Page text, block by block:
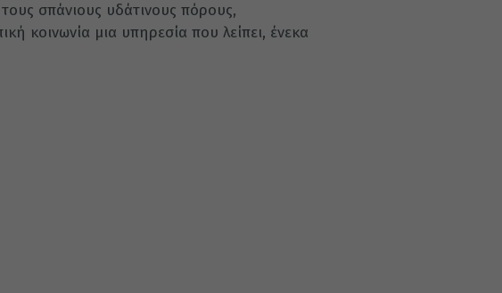
σπάνιους υδάτινους πόρους,
κοινωνία μια υπηρεσία που λείπει, ένεκα